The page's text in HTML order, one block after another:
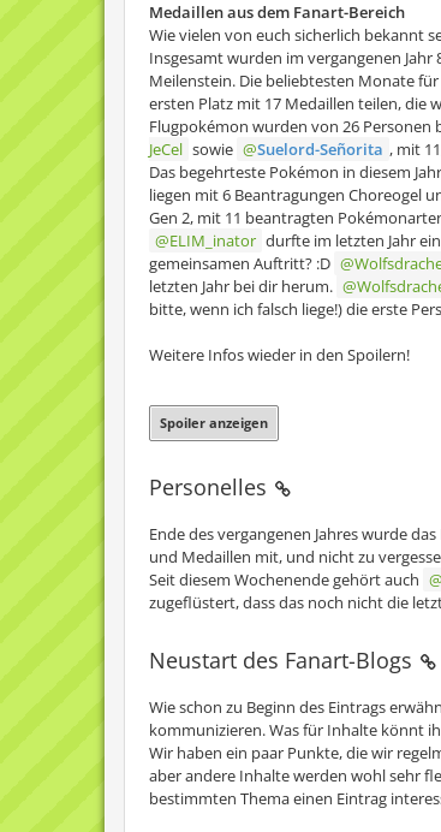
Medaillen aus dem Fanart-Bereich
Wie vielen von euch sicherlich bekannt
Insgesamt wurden im vergangenen
Meilenstein. Die beliebtesten Monate
ersten Platz mit 17 Medaillen teilen, die
Flugpokémon wurden von 26 Personen
JeCel sowie Suelord-Señorita , mit
Das begehrteste Pokémon in diesem
liegen mit 6 Beantragungen Choreogel
Gen 2, mit 11 beantragten
ELIM_inator durfte im letzten Jahr
gemeinsamen Auftritt? :D
letzten Jahr bei dir herum.
bitte, wenn ich falsch liege!) die erste
Weitere Infos wieder in den Spoilern!
Spoiler anzeigen
Personelles
Ende des vergangenen Jahres wurde
und Medaillen mit, und nicht zu
Seit diesem Wochenende gehört auch
zugeflüstert, dass das noch nicht die
Neustart des Fanart-Blogs
Wie schon zu Beginn des Eintrags
kommunizieren. Was für Inhalte könnt
Wir haben ein paar Punkte, die wir
aber andere Inhalte werden wohl sehr
bestimmten Thema einen Eintrag